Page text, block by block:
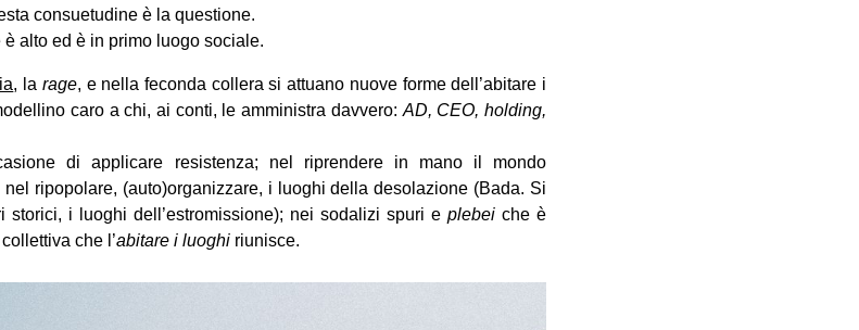
consuetudine è la questione.
è alto ed è in primo luogo sociale.
, la rage, e nella feconda collera si attuano nuove forme dell’abitare i
caro a chi, ai conti, le amministra davvero: AD, CEO, holding,
di applicare resistenza; nel riprendere in mano il mondo
ripopolare, (auto)organizzare, i luoghi della desolazione (Bada. Si
i luoghi dell’estromissione); nei sodalizi spuri e plebei che è
che l’abitare i luoghi riunisce.